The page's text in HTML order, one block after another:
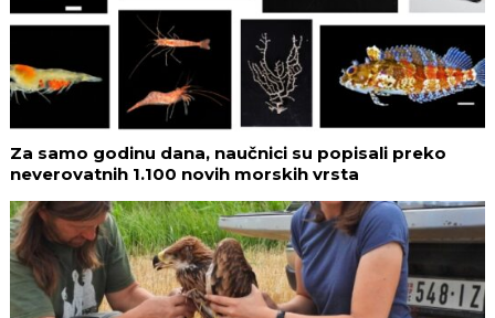
Za samo godinu dana, naučnici su popisali preko
neverovatnih 1.100 novih morskih vrsta